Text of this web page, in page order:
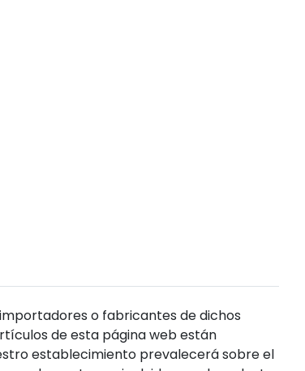
o fabricantes de dichos
de esta página web están
establecimiento prevalecerá sobre el